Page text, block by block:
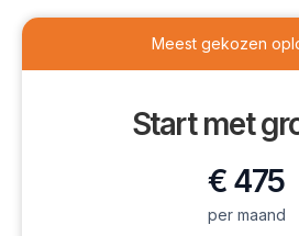
Meest gekozen
Start met
€ 475
per maand